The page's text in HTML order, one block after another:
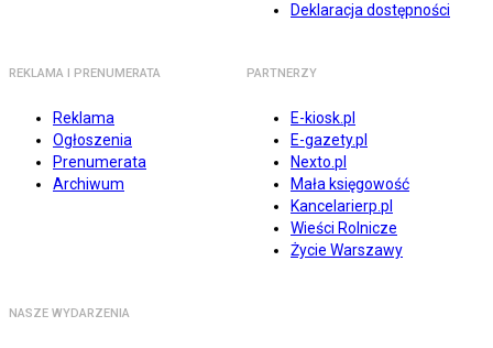
Deklaracja dostępności
REKLAMA I PRENUMERATA
Reklama
Ogłoszenia
Prenumerata
Archiwum
PARTNERZY
E-kiosk.pl
E-gazety.pl
Nexto.pl
Mała księgowość
Kancelarierp.pl
Wieści Rolnicze
Życie Warszawy
NASZE WYDARZENIA